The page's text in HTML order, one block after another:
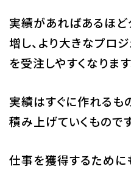
実績があればあるほど
増し、より大きなプロ
を受注しやすくなります
実績はすぐに作れるも
積み上げていくものです
仕事を獲得するために